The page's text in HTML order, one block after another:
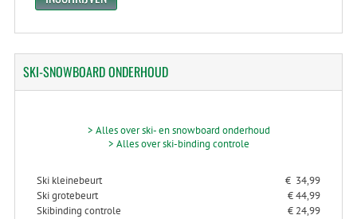
SKI-SNOWBOARDONDERHOUD
> Alles over ski- en snowboard onderhoud
> Alles over ski-binding controle
Ski kleinebeurt
€ 34,99
Ski grotebeurt
€ 44,99
Skibinding controle
€ 24,99